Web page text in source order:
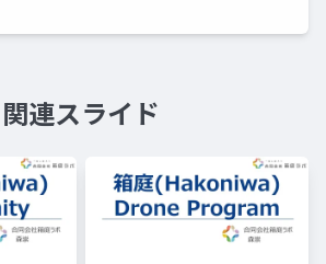
関連スライド